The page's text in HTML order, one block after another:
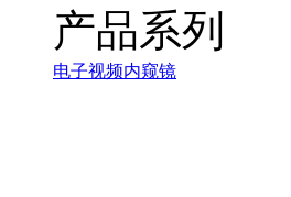
产品系列
电子视频内窥镜